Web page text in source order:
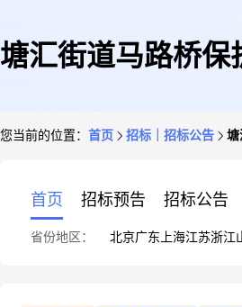
塘汇街道马路桥保
您当前的位置： 首页 招标｜招标公告 塘
首页 招标预告 招标公告
省份地区： 北京广东 上海江苏浙江